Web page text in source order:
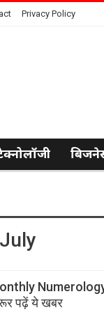
Privacy Policy
Numerology
पढ़ें ये खबर